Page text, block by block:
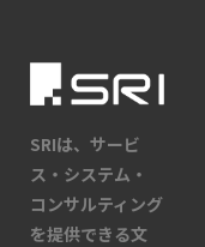
SRIは、サービ
ス・システム・
コンサルティング
を提供できる文